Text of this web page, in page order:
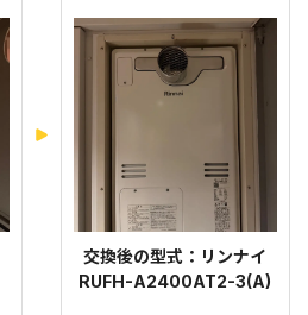
交換後の型式：リンナイ
RUFH-A2400AT2-3(A)